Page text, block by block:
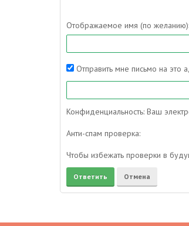
Отображаемое имя (по желанию):
Отправить мне письмо на это
Конфиденциальность: Ваш
Анти-спам проверка:
Чтобы избежать проверки в